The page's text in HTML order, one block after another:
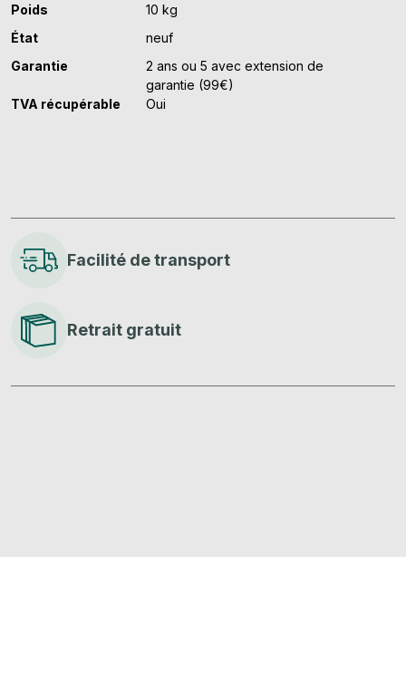
Poids
10 kg
État
neuf
Garantie
2 ans ou 5 avec extension de
garantie (99€)
TVA récupérable
Oui
Facilité de transport
Retrait gratuit